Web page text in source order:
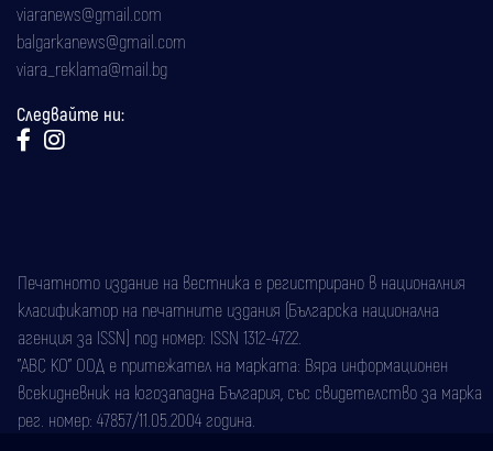
viaranews@gmail.com
balgarkanews@gmail.com
viara_reklama@mail.bg
Следвайте ни:
Печатното издание на вестника е регистрирано в националния
класификатор на печатните издания (Българска национална
агенция за ISSN) под номер: ISSN 1312-4722.
"АВС КО" ООД е притежател на марката: Вяра информационен
всекидневник на югозападна България, със свидетелство за марка
рег. номер: 47857/11.05.2004 година.